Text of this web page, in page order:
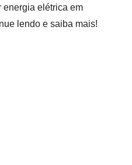
energia elétrica em
lendo e saiba mais!